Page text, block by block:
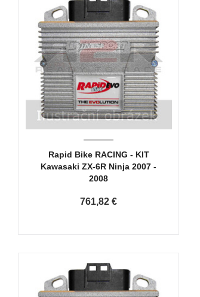
Rapid Bike RACING - KIT
Kawasaki ZX-6R Ninja 2007 -
2008
761,82 €